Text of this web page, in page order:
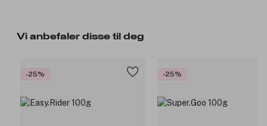
Vi anbefaler disse til deg
-25% -25%